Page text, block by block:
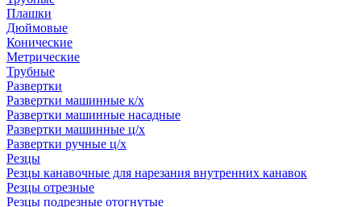
Плашки
Дюймовые
Конические
Метрические
Трубные
Развертки
Развертки машинные к/х
Развертки машинные насадные
Развертки машинные ц/х
Развертки ручные ц/х
Резцы
Резцы канавочные для нарезания внутренних канавок
Резцы отрезные
Резцы подрезные отогнутые